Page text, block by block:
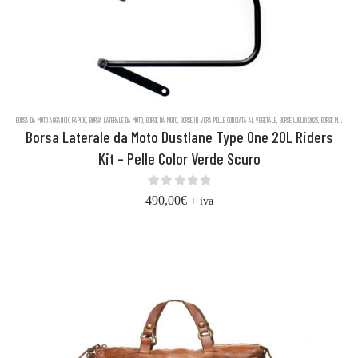
BORSA DA MOTO AGGANCIO RAPIDO BORSA LATERALE DA MOTO BORSE DA MOTO BORSE IN VERA PELLE CONCIATA AL VEGETALE BORSE LUGLIO 2023 BORSE MESSENGER IN PELLE DUSTLANE
Borsa Laterale da Moto Dustlane Type One 20L Riders
Kit – Pelle Color Verde Scuro
0out of 5
490,00€ + iva